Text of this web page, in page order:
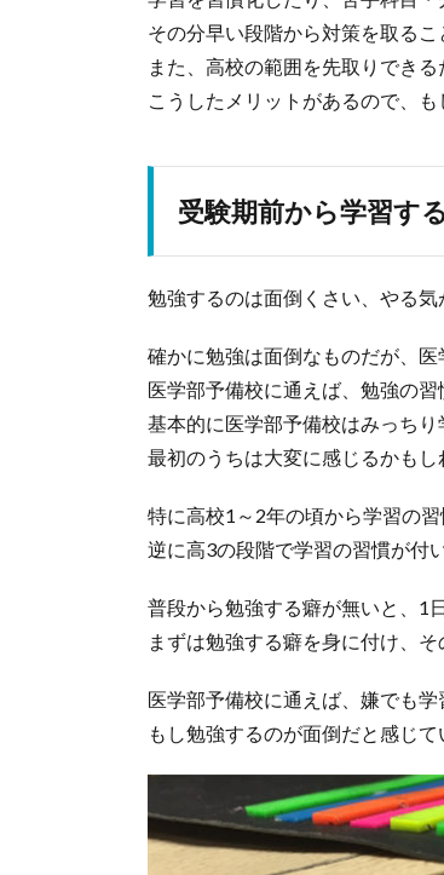
その分早い段階から対策を取るこ
また、高校の範囲を先取りでき
こうしたメリットがあるので、
受験期前から学習す
勉強するのは面倒くさい、やる
確かに勉強は面倒なものだが、医
医学部予備校に通えば、勉強の習
基本的に医学部予備校はみっちり
最初のうちは大変に感じるかも
特に高校1～2年の頃から学習の
逆に高3の段階で学習の習慣が付
普段から勉強する癖が無いと、1
まずは勉強する癖を身に付け、
医学部予備校に通えば、嫌でも学
もし勉強するのが面倒だと感じ